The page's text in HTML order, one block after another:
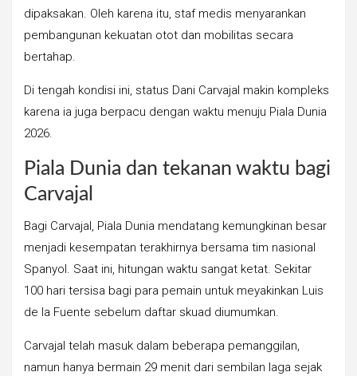
dipaksakan. Oleh karena itu, staf medis menyarankan
pembangunan kekuatan otot dan mobilitas secara
bertahap.
Di tengah kondisi ini, status Dani Carvajal makin kompleks
karena ia juga berpacu dengan waktu menuju Piala Dunia
2026.
Piala Dunia dan tekanan waktu bagi
Carvajal
Bagi Carvajal, Piala Dunia mendatang kemungkinan besar
menjadi kesempatan terakhirnya bersama tim nasional
Spanyol. Saat ini, hitungan waktu sangat ketat. Sekitar
100 hari tersisa bagi para pemain untuk meyakinkan Luis
de la Fuente sebelum daftar skuad diumumkan.
Carvajal telah masuk dalam beberapa pemanggilan,
namun hanya bermain 29 menit dari sembilan laga sejak